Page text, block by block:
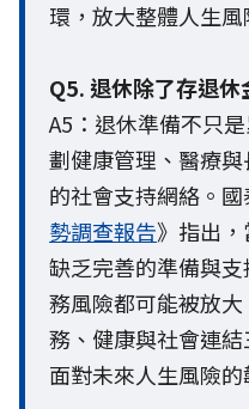
環，放大整體人生風
Q5. 退休除了存退休
A5：退休準備不只
劃健康管理、醫療
的社會支持網絡。
勢調查報告》指出
缺乏完善的準備與
務風險都可能被放
務、健康與社會連
面對未來人生風險的